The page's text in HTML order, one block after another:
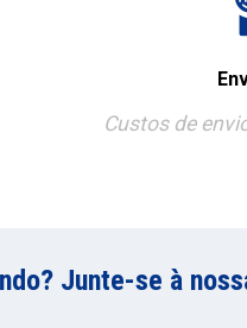
Custos de
Junte-se à